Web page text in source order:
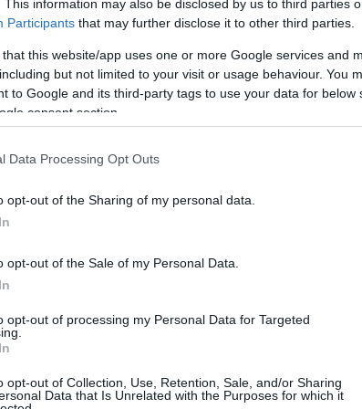
This information may also be disclosed by us to third parties
Participants that may further disclose it to other third parties.
that this website/app uses one or more Google services and
but not limited to your visit or usage behaviour. You
to Google and its third-party tags to use your data for below
consent section.
Data Processing Opt Outs
opt-out of the Sharing of my personal data.
opt-out of the Sale of my Personal Data.
opt-out of processing my Personal Data for Targeted
opt-out of Collection, Use, Retention, Sale, and/or Sharing
Data that Is Unrelated with the Purposes for which it
στον προσωπικό του λογαριασμό στο
αναφέρει πότε θα γίνει αυτή.